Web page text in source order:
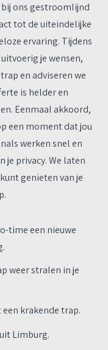
ons gestroomlijnd
tot de uiteindelijke
ervaring. Tijdens
je wensen,
en adviseren we
is helder en
Eenmaal akkoord,
een moment dat jou
werken snel en
je privacy. We laten
genieten van je
time een nieuwe
weer stralen in je
krakende trap.
Limburg.